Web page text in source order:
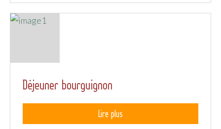
Déjeuner bourguignon
Lire plus